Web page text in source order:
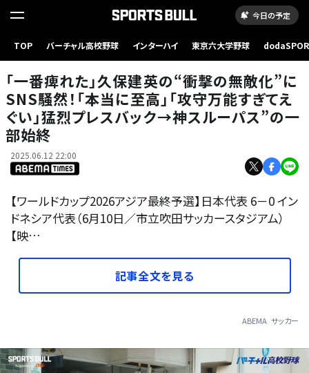
今日の予定
TOP バーチャル高校野球 インターハイ 東京六大学野球
い」猛烈プレスバック→神スルーパス”の一部始終
「一番痺れた」久保建英の“衝撃の無敵化”に
SNS騒然！「本当に至高」「攻守万能すぎてえ
ぐい」猛烈プレスバック→神スルーパス”の一
部始終
2025.06.12 22:00
【ワールドカップ2026アジア最終予選】日本代表 6－0 イン
ドネシア代表（6月10日／市立吹田サッカースタジアム）
【映…
記事全文を見る
ABEMA サッカー